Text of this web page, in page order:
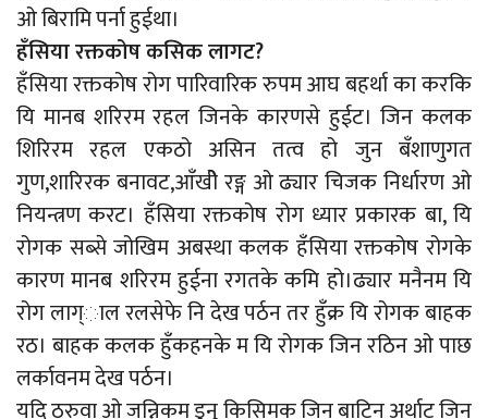
ओ बिरामि पर्ना हुईथा।
हँसिया रक्तकोष कसिक लागट?
हँसिया रक्तकोष रोग पारिवारिक रुपम आघ बहर्था का करकि
यि मानब शरिरम रहल जिनके कारणसे हुईट। जिन कलक
शिरिरम रहल एकठो असिन तत्व हो जुन बँशाणुगत
गुण,शारिरक बनावट,आँखीे रङ्ग ओ ढ्यार चिजक निर्धारण ओ
नियन्त्रण करट। हँसिया रक्तकोष रोग ध्यार प्रकारक बा, यि
रोगक सब्से जोखिम अबस्था कलक हँसिया रक्तकोष रोगके
कारण मानब शरिरम हुईना रगतके कमि हो।ढ्यार मनैनम यि
रोग लाग्ाल रलसेफे नि देख पर्ठन तर हुँक्र यि रोगक बाहक
रठ। बाहक कलक हुँकहनके म यि रोगक जिन रठिन ओ पाछ
लर्कावनम देख पर्ठन।
यदि ठरुवा ओ जन्निकम डुनु किसिमक जिन बाटिन अर्थाट जिन